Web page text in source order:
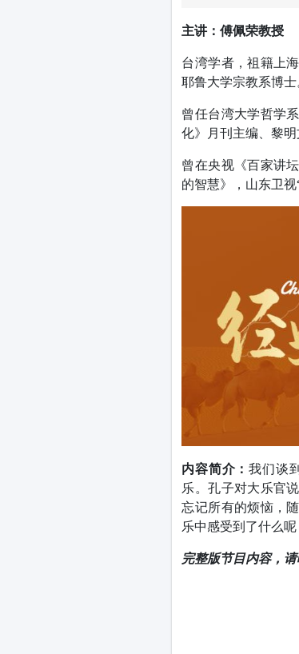
主讲：傅佩荣教授
台湾学者，祖籍上
耶鲁大学宗教系博士
曾任台湾大学哲学
化》月刊主编、黎
曾在央视《百家讲
的智慧》，山东卫视
内容简介：我们谈
乐。孔子对大乐官
忘记所有的烦恼，
乐中感受到了什么呢
完整版节目内容，